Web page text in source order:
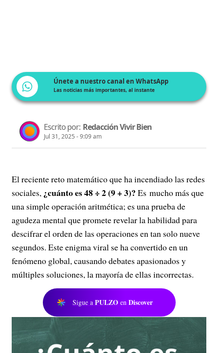
Únete a nuestro canal en WhatsApp
Las noticias más importantes, al instante
Escrito por: Redacción Vivir Bien
Jul 31, 2025 - 9:09 am
El reciente reto matemático que ha incendiado las redes
sociales, ¿cuánto es 48 ÷ 2 (9 + 3)? Es mucho más que
una simple operación aritmética; es una prueba de
agudeza mental que promete revelar la habilidad para
descifrar el orden de las operaciones en tan solo nueve
segundos. Este enigma viral se ha convertido en un
fenómeno global, causando debates apasionados y
múltiples soluciones, la mayoría de ellas incorrectas.
Sigue a PULZO en Discover